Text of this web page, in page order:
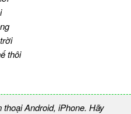
thôi
Android, iPhone. Hãy